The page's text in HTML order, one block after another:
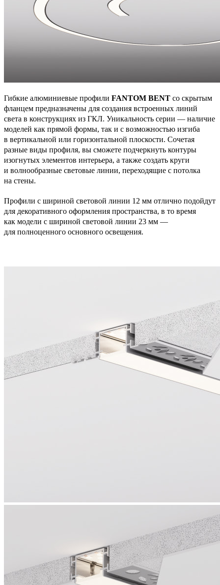
Гибкие алюминиевые профили FANTOM BENT со скрытым
фланцем предназначены для создания встроенных линий
света в конструкциях из ГКЛ. Уникальность серии — наличие
моделей как прямой формы, так и с возможностью изгиба
в вертикальной или горизонтальной плоскости. Сочетая
разные виды профиля, вы сможете подчеркнуть контуры
изогнутых элементов интерьера, а также создать круги
и волнообразные световые линии, переходящие с потолка
на стены.
Профили с шириной световой линии 12 мм отлично подойдут
для декоративного оформления пространства, в то время
как модели с шириной световой линии 23 мм —
для полноценного основного освещения.